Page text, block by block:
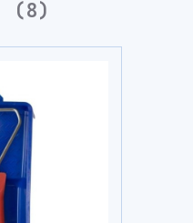
8